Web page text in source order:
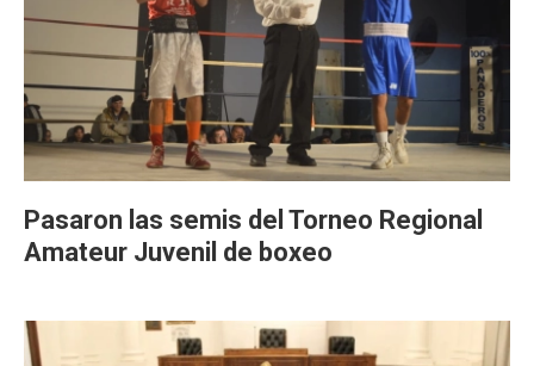
Pasaron las semis del Torneo Regional
Amateur Juvenil de boxeo